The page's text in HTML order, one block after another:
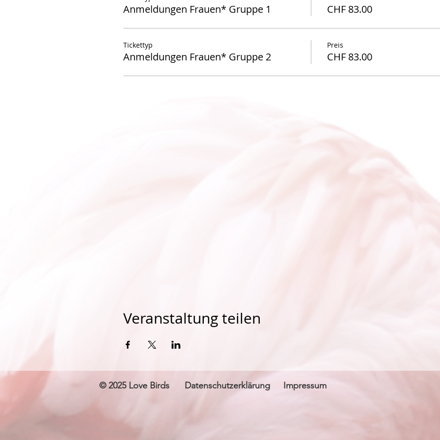
Anmeldungen Frauen* Gruppe 1 CHF 83.00
Tickettyp
Anmeldungen Frauen* Gruppe 2
Preis
CHF 83.00
Veranstaltung teilen
© 2025 Love Birds Datenschutzerklärung Impressum